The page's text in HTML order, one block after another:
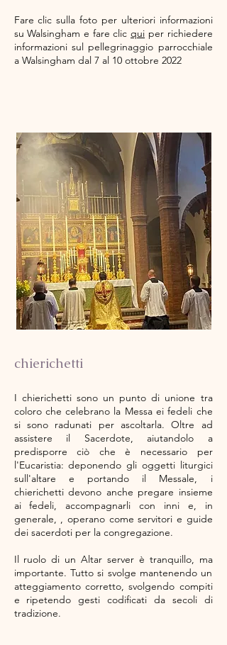
Fare clic sulla foto per ulteriori informazioni
su Walsingham e fare clicqui per richiedere
informazioni sul pellegrinaggio parrocchiale
a Walsingham dal 7 al 10 ottobre 2022
chierichetti
I chierichetti sono un punto di unione tra
coloro che celebrano la Messa ei fedeli che
si sono radunati per ascoltarla. Oltre ad
assistere il Sacerdote, aiutandolo a
predisporre ciò che è necessario per
l'Eucaristia: deponendo gli oggetti liturgici
sull'altare e portando il Messale, i
chierichetti devono anche pregare insieme
ai fedeli, accompagnarli con inni e, in
generale, , operano come servitori e guide
dei sacerdoti per la congregazione.
Il ruolo di un Altar server è tranquillo, ma
importante. Tutto si svolge mantenendo un
atteggiamento corretto, svolgendo compiti
e ripetendo gesti codificati da secoli di
tradizione.